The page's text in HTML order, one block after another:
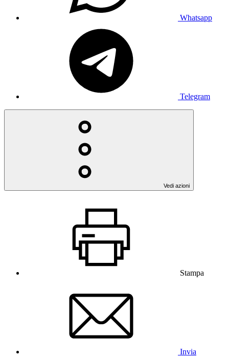
Whatsapp
Telegram
Vedi azioni
Stampa
Invia